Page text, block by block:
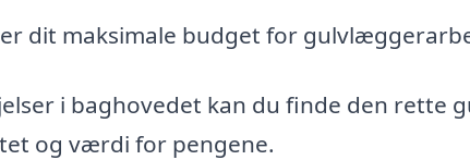
dit maksimale budget for
i baghovedet kan du finde den
og værdi for pengene.